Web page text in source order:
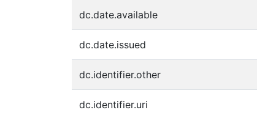
dc.date.available
dc.date.issued
dc.identifier.other
dc.identifier.uri